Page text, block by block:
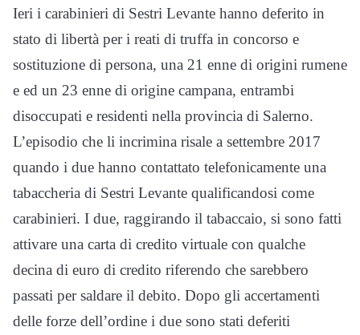
Ieri i carabinieri di Sestri Levante hanno deferito in
stato di libertà per i reati di truffa in concorso e
sostituzione di persona, una 21 enne di origini rumene
e ed un 23 enne di origine campana, entrambi
disoccupati e residenti nella provincia di Salerno.
L’episodio che li incrimina risale a settembre 2017
quando i due hanno contattato telefonicamente una
tabaccheria di Sestri Levante qualificandosi come
carabinieri. I due, raggirando il tabaccaio, si sono fatti
attivare una carta di credito virtuale con qualche
decina di euro di credito riferendo che sarebbero
passati per saldare il debito. Dopo gli accertamenti
delle forze dell’ordine i due sono stati deferiti